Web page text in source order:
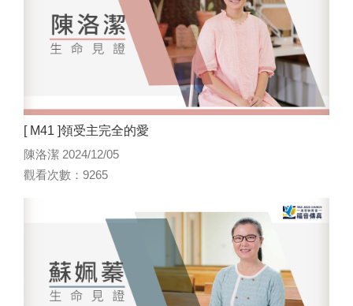
[ M41 ]領受主完全的愛
陳洛潔 2024/12/05
觀看次數：9265